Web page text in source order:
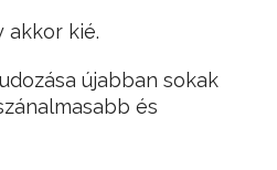
akkor kié.
újabban sokak
és